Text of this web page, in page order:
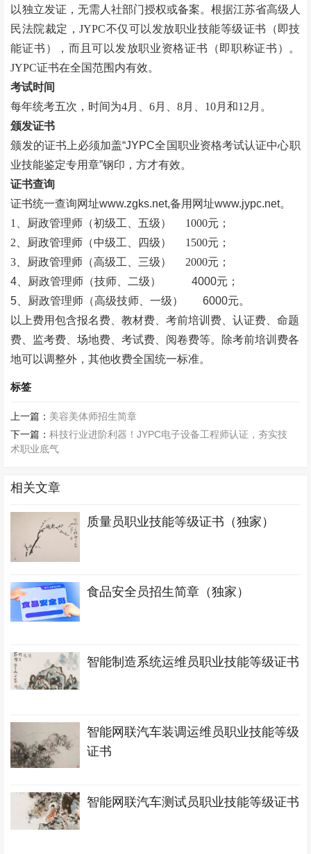
以独立发证，无需人社部门授权或备案。根据江苏省高级人
民法院裁定，JYPC不仅可以发放职业技能等级证书（即技
能证书），而且可以发放职业资格证书（即职称证书）。
JYPC证书在全国范围内有效。
考试时间
每年统考五次，时间为4月、6月、8月、10月和12月。
颁发证书
颁发的证书上必须加盖“JYPC全国职业资格考试认证中心职
业技能鉴定专用章”钢印，方才有效。
证书查询
证书统一查询网址www.zgks.net,备用网址www.jypc.net。
1、厨政管理师（初级工、五级）
1000元；
2、厨政管理师（中级工、四级）
1500元；
3、厨政管理师（高级工、三级）
2000元；
4、厨政管理师（技师、二级） 4000元；
5、厨政管理师（高级技师、一级） 6000元。
以上费用包含报名费、教材费、考前培训费、认证费、命题
费、监考费、场地费、考试费、阅卷费等。除考前培训费各
地可以调整外，其他收费全国统一标准。
标签
上一篇： 美容美体师招生简章
下一篇：科技行业进阶利器！JYPC电子设备工程师认证，夯实技
术职业底气
相关文章
质量员职业技能等级证书（独家）
食品安全员招生简章（独家）
智能制造系统运维员职业技能等级证书
智能网联汽车装调运维员职业技能等级
证书
智能网联汽车测试员职业技能等级证书